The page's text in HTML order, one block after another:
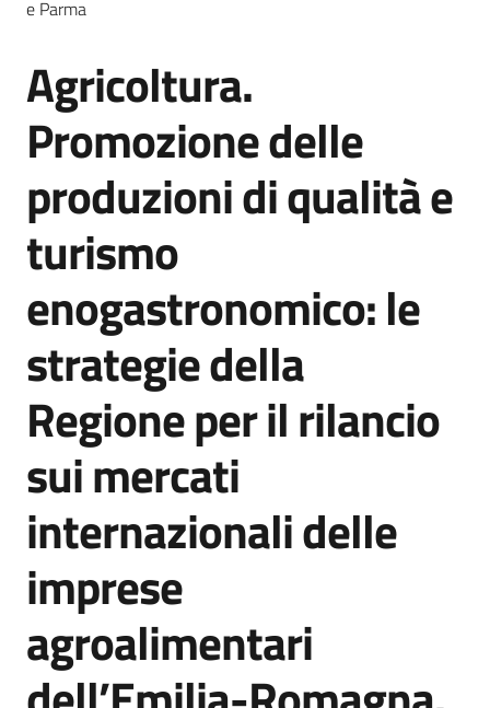
Agenzia
di
informazione
e
Seguici
su
e Parma
Salta al contenuto
Agricoltura.
Promozione delle
produzioni di qualità e
turismo
enogastronomico: le
strategie della
Regione per il rilancio
sui mercati
internazionali delle
imprese
agroalimentari